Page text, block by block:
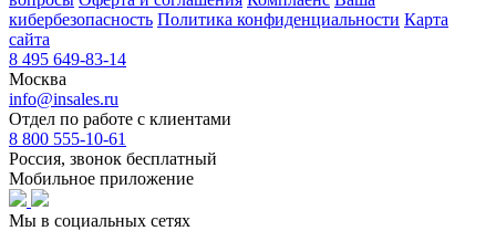
кибербезопасность Политика конфиденциальности Карта
сайта
8 495 649-83-14
Москва
info@insales.ru
Отдел по работе с клиентами
8 800 555-10-61
Россия, звонок бесплатный
Мобильное приложение
Мы в социальных сетях